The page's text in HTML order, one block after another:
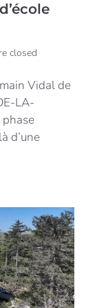
closed
Vidal de
LA-
d’une